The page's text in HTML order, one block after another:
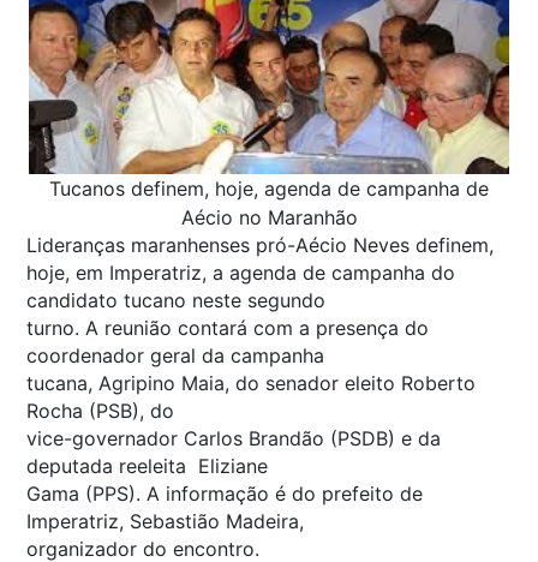
Tucanos definem, hoje, agenda de campanha de
Aécio no Maranhão
Lideranças maranhenses pró-Aécio Neves definem,
hoje, em Imperatriz, a agenda de campanha do
candidato tucano neste segundo
turno. A reunião contará com a presença do
coordenador geral da campanha
tucana, Agripino Maia, do senador eleito Roberto
Rocha (PSB), do
vice-governador Carlos Brandão (PSDB) e da
deputada reeleita Eliziane
Gama (PPS). A informação é do prefeito de
Imperatriz, Sebastião Madeira,
organizador do encontro.